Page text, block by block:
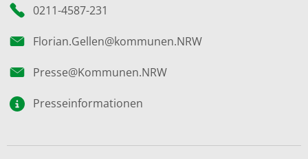
0211-4587-231
Florian.Gellen@kommunen.NRW
Presse@Kommunen.NRW
Presseinformationen